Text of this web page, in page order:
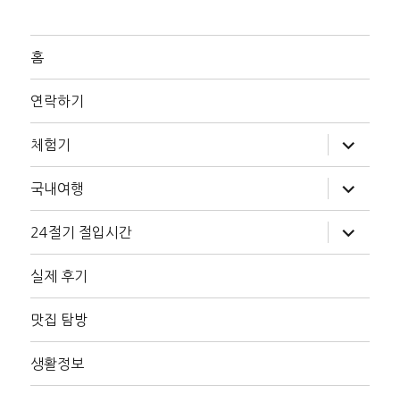
홈
연락하기
체험기
위
메
확
장
국내여행
위
메
확
장
24절기 절입시간
위
메
장
실제 후기
맛집 탐방
생활정보